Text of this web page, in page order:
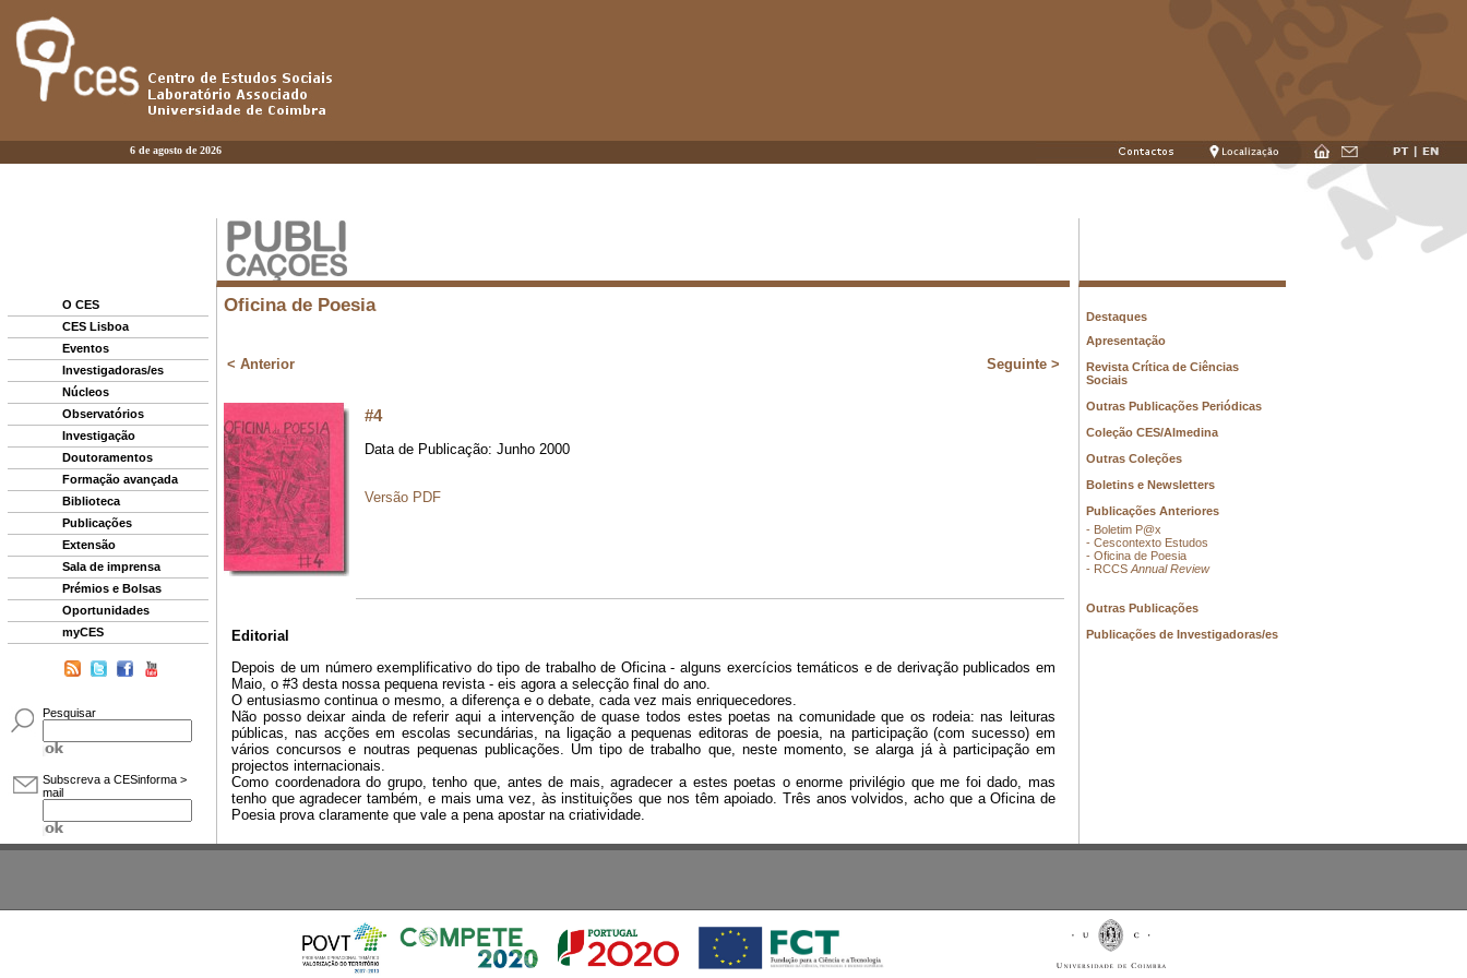
6 de agosto de 2026
O CES
CES Lisboa
Eventos
Investigadoras/es
Núcleos
Observatórios
Investigação
Doutoramentos
Formação avançada
Biblioteca
Publicações
Extensão
Sala de imprensa
Prémios e Bolsas
Oportunidades
myCES
Pesquisar
Subscreva a CESinforma >
mail
Destaques
Apresentação
Revista Crítica de Ciências
Sociais
Outras Publicações Periódicas
Coleção CES/Almedina
Outras Coleções
Boletins e Newsletters
Publicações Anteriores
- Boletim P@x
- Cescontexto Estudos
- Oficina de Poesia
- RCCS Annual Review
Outras Publicações
Publicações de Investigadoras/es